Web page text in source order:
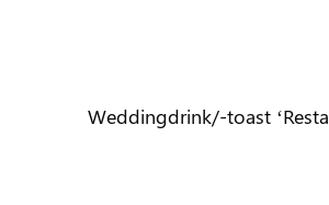
Weddingdrink/-toast